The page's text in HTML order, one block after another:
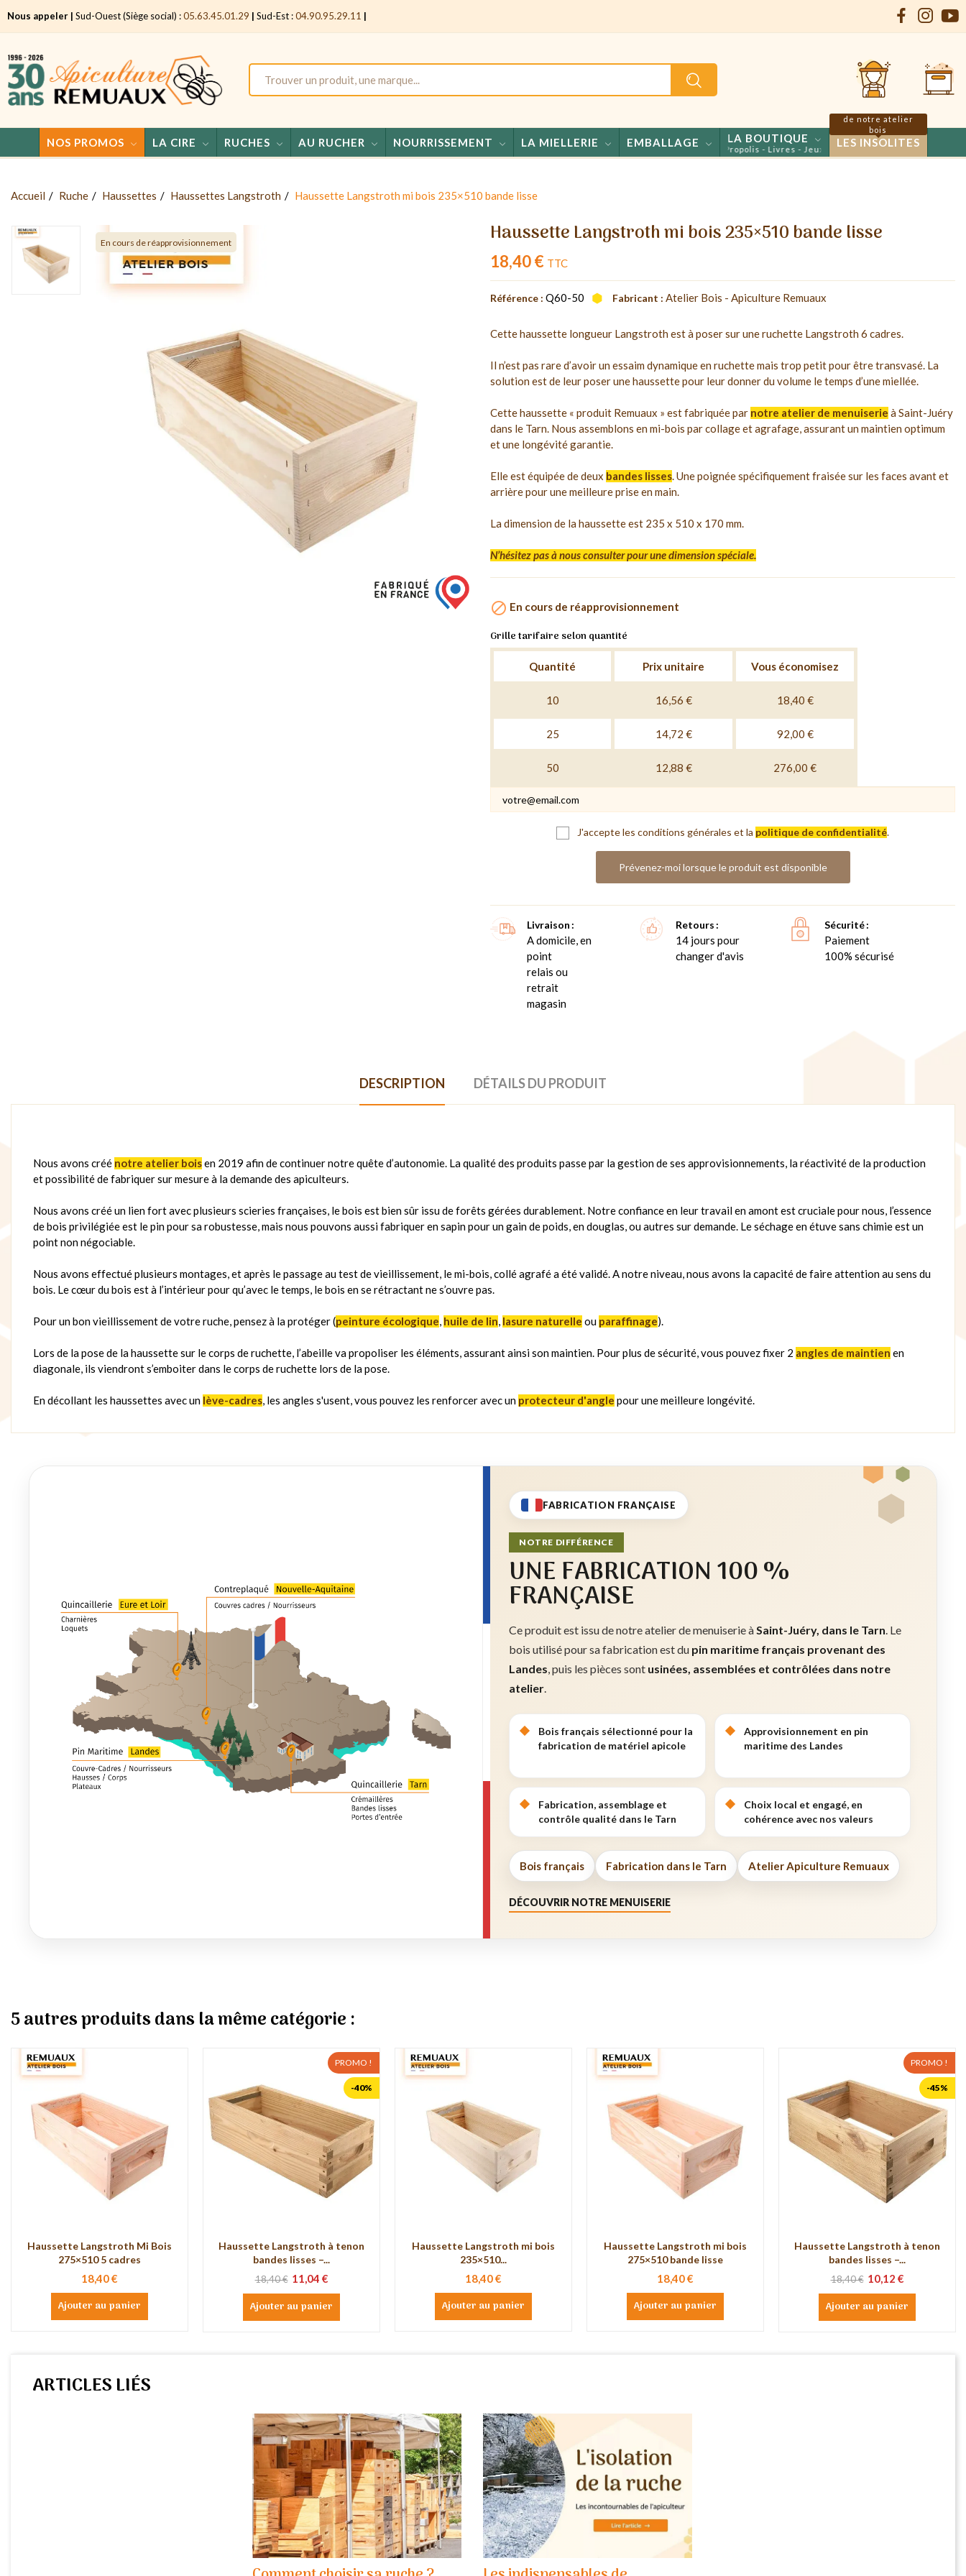
Nous appeler | Sud-Ouest (Siège social) :05.63.45.01.29 | Sud-Est :04.90.95.29.11 |
NOS PROMOS LA CIRE RUCHES AU RUCHER NOURRISSEMENT LA MIELLERIE EMBALLAGE LA BOUTIQUE
Miels - Confiseries - Propolis - Livres - Jeux
LES INSOLITES
de notre atelier
bois
Accueil Ruche Haussettes Haussettes Langstroth Haussette Langstroth mi bois 235×510 bande lisse
En cours de réapprovisionnement Haussette Langstroth mi bois 235×510 bande lisse
18,40 € TTC
Référence : Q60-50 Fabricant : Atelier Bois - Apiculture Remuaux
Cette haussette longueur Langstroth est à poser sur une ruchette Langstroth 6 cadres.
Il n’est pas rare d’avoir un essaim dynamique en ruchette mais trop petit pour être transvasé. La
solution est de leur poser une haussette pour leur donner du volume le temps d’une miellée.
Cette haussette « produit Remuaux » est fabriquée par notre atelier de menuiserie à Saint-Juéry
dans le Tarn. Nous assemblons en mi-bois par collage et agrafage, assurant un maintien optimum
et une longévité garantie.
Elle est équipée de deux bandes lisses. Une poignée spécifiquement fraisée sur les faces avant et
arrière pour une meilleure prise en main.
La dimension de la haussette est 235 x 510 x 170 mm.
N’hésitez pas à nous consulter pour une dimension spéciale.
 En cours de réapprovisionnement
Grille tarifaire selon quantité
Quantité Prix unitaire Vous économisez
10 16,56 € 18,40 €
25 14,72 € 92,00 €
50 12,88 € 276,00 €
J'accepte les conditions générales et la politique de confidentialité.
Prévenez-moi lorsque le produit est disponible
Livraison
A domicile, en
point
relais ou
retrait
magasin
Retours
14 jours pour
changer d'avis
Sécurité
Paiement
100% sécurisé
DESCRIPTION DÉTAILS DU PRODUIT
Nous avons créé notre atelier boisen 2019 afin de continuer notre quête d’autonomie. La qualité des produits passe par la gestion de ses approvisionnements, la réactivité de la production
et possibilité de fabriquer sur mesure à la demande des apiculteurs.
Nous avons créé un lien fort avec plusieurs scieries françaises, le bois est bien sûr issu de forêts gérées durablement. Notre confiance en leur travail en amont est cruciale pour nous, l’essence
de bois privilégiée est le pin pour sa robustesse, mais nous pouvons aussi fabriquer en sapin pour un gain de poids, en douglas, ou autres sur demande. Le séchage en étuve sans chimie est un
point non négociable.
Nous avons effectué plusieurs montages, et après le passage au test de vieillissement, le mi-bois, collé agrafé a été validé. A notre niveau, nous avons la capacité de faire attention au sens du
bois. Le cœur du bois est à l’intérieur pour qu’avec le temps, le bois en se rétractant ne s’ouvre pas.
Pour un bon vieillissement de votre ruche, pensez à la protéger (peinture écologique, huile de lin, lasure naturelle ou paraffinage).
Lors de la pose de la haussette sur le corps de ruchette, l’abeille va propoliser les éléments, assurant ainsi son maintien. Pour plus de sécurité, vous pouvez fixer 2 angles de maintien en
diagonale, ils viendront s’emboiter dans le corps de ruchette lors de la pose.
En décollant les haussettes avec un lève-cadres, les angles s'usent, vous pouvez les renforcer avec un protecteur d'angle pour une meilleure longévité.
FABRICATION FRANÇAISE
NOTRE DIFFÉRENCE
UNE FABRICATION 100 %
FRANÇAISE
Ce produit est issu de notre atelier de menuiserie àSaint-Juéry, dans le Tarn. Le
bois utilisé pour sa fabrication est du pin maritime français provenant des
Landes, puis les pièces sont usinées, assemblées et contrôlées dans notre
atelier.
Bois français sélectionné pour la
fabrication de matériel apicole
Approvisionnement en pin
maritime des Landes
Fabrication, assemblage et
contrôle qualité dans le Tarn
Choix local et engagé, en
cohérence avec nos valeurs
Bois français Fabrication dans le Tarn Atelier Apiculture Remuaux
DÉCOUVRIR NOTRE MENUISERIE
5 autres produits dans la même catégorie :
Haussette Langstroth Mi Bois
275×510 5 cadres
18,40 €
Ajouter au panier
PROMO !
-40%
Haussette Langstroth à tenon
bandes lisses –...
18,40 € 11,04 €
Ajouter au panier
Haussette Langstroth mi bois
235×510...
18,40 €
Ajouter au panier
Haussette Langstroth mi bois
275×510 bande lisse
18,40 €
Ajouter au panier
PROMO !
-45%
Haussette Langstroth à tenon
bandes lisses –...
18,40 € 10,12 €
Ajouter au panier
ARTICLES LIÉS